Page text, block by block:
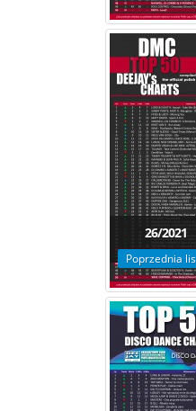
26/2021
Poprzednia